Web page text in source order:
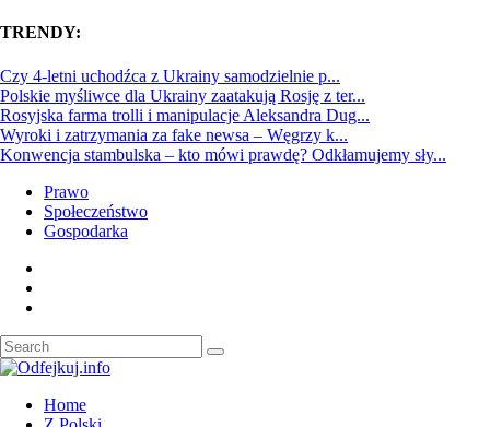
TRENDY:
Czy 4-letni uchodźca z Ukrainy samodzielnie p...
Polskie myśliwce dla Ukrainy zaatakują Rosję z ter...
Rosyjska farma trolli i manipulacje Aleksandra Dug...
Wyroki i zatrzymania za fake newsa – Węgrzy k...
Konwencja stambulska – kto mówi prawdę? Odkłamujemy sły...
Prawo
Społeczeństwo
Gospodarka
Home